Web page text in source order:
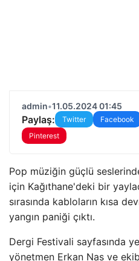
admin•11.05.2024 01:45
Paylaş: Twitter Facebook
Pinterest
Pop müziğin güçlü
için Kağıthane'deki bir
sırasında kabloların kısa
yangın paniği çıktı.
Dergi Festivali sayfasında
yönetmen Erkan Nas ve